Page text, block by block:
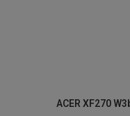
ACER XF270